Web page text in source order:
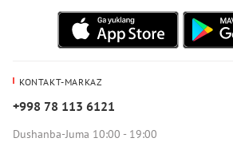
KONTAKT-MARKAZ
+998 78 113 6121
Dushanba-Juma 10:00 - 19:00